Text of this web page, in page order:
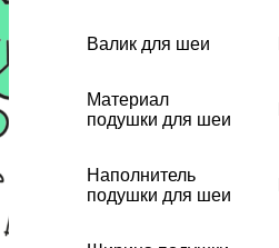
Валик для шеи
Материал
подушки для шеи
Наполнитель
подушки для шеи